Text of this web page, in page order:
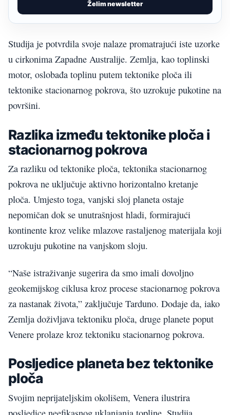
Želim newsletter
Studija je potvrdila svoje nalaze promatrajući iste uzorke
u cirkonima Zapadne Australije. Zemlja, kao toplinski
motor, oslobađa toplinu putem tektonike ploča ili
tektonike stacionarnog pokrova, što uzrokuje pukotine na
površini.
Razlika između tektonike ploča i
stacionarnog pokrova
Za razliku od tektonike ploča, tektonika stacionarnog
pokrova ne uključuje aktivno horizontalno kretanje
ploča. Umjesto toga, vanjski sloj planeta ostaje
nepomičan dok se unutrašnjost hladi, formirajući
kontinente kroz velike mlazove rastaljenog materijala koji
uzrokuju pukotine na vanjskom sloju.
“Naše istraživanje sugerira da smo imali dovoljno
geokemijskog ciklusa kroz procese stacionarnog pokrova
za nastanak života,” zaključuje Tarduno. Dodaje da, iako
Zemlja doživljava tektoniku ploča, druge planete poput
Venere prolaze kroz tektoniku stacionarnog pokrova.
Posljedice planeta bez tektonike
ploča
Svojim neprijateljskim okolišem, Venera ilustrira